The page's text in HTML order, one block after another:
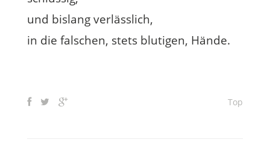
und bislang verlässlich,
in die falschen, stets blutigen, Hände.
Top